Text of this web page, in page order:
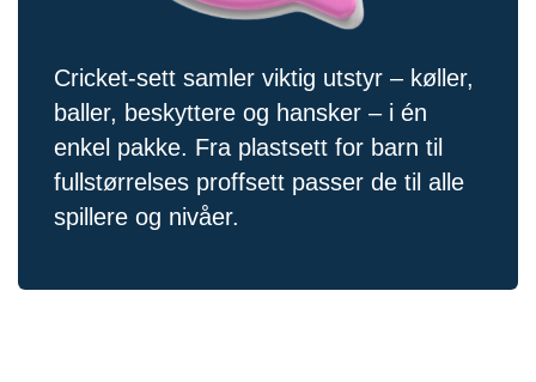
Cricket-sett samler viktig utstyr – køller,
baller, beskyttere og hansker – i én
enkel pakke. Fra plastsett for barn til
fullstørrelses proffsett passer de til alle
spillere og nivåer.